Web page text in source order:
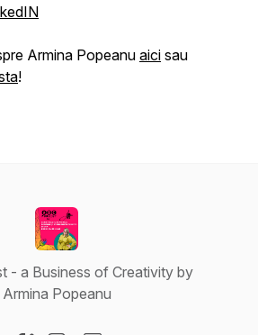
Armina Popeanu aici sau
!
- a Business of Creativity by
Armina Popeanu